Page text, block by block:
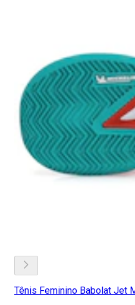
Tênis Feminino Babolat Jet